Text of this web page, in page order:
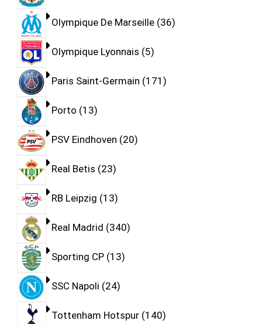
Olympique De Marseille 36
Olympique Lyonnais 5
Paris Saint-Germain 171
Porto 13
PSV Eindhoven 20
Real Betis 23
RB Leipzig 13
Real Madrid 340
Sporting CP 13
SSC Napoli 24
Tottenham Hotspur 140